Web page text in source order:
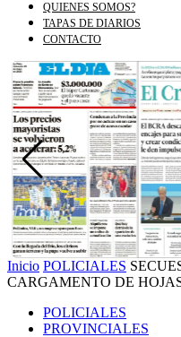
QUIENES SOMOS?
TAPAS DE DIARIOS
CONTACTO
Inicio POLICIALES
CARGAMENTO DE
POLICIALES
PROVINCIALES